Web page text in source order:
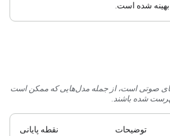
شده است.
صوتی است، از جمله مدل‌هایی که ممکن است
شده باشند.
توضیحات نقطه پایانی